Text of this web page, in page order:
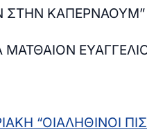
ΣΤΗΝ ΚΑΠΕΡΝΑΟΥΜ”
“ΟIAΛΗΘΙΝΟΙ